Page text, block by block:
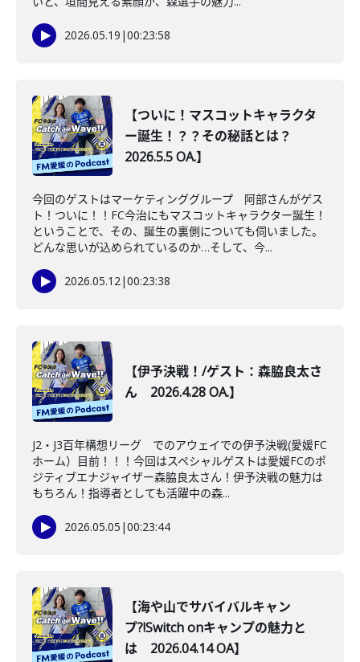
2026.05.19 |00:23:58
【ついに！マスコットキャラクタ
ー誕生！？？その秘話とは？
2026.5.5 OA.】
今回のゲストはマーケティンググループ 阿部さんがゲス
ト！ついに！！FC今治にもマスコットキャラクター誕生！
ということで、その、誕生の裏側についても伺いました。
どんな思いが込められているのか…そして、今...
2026.05.12|00:23:38
【伊予決戦！/ゲスト：森脇良太さ
ん 2026.4.28 OA.】
J2・J3百年構想リーグ でのアウェイでの伊予決戦(愛媛FC
ホーム）目前！！！今回はスペシャルゲストは愛媛FCのポ
ジティブエナジャイザー森脇良太さん！伊予決戦の魅力は
もちろん！指導者としても活躍中の森...
2026.05.05 |00:23:44
【海や山でサバイバルキャン
プ?!Switch onキャンプの魅力と
は 2026.04.14 OA】